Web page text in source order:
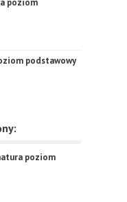
poziom
podstawowy
poziom